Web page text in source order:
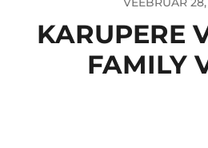
KARUPERE
FAMILY